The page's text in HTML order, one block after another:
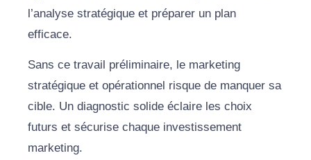
l’analyse stratégique et préparer un plan
efficace.
Sans ce travail préliminaire, le marketing
stratégique et opérationnel risque de manquer sa
cible. Un diagnostic solide éclaire les choix
futurs et sécurise chaque investissement
marketing.